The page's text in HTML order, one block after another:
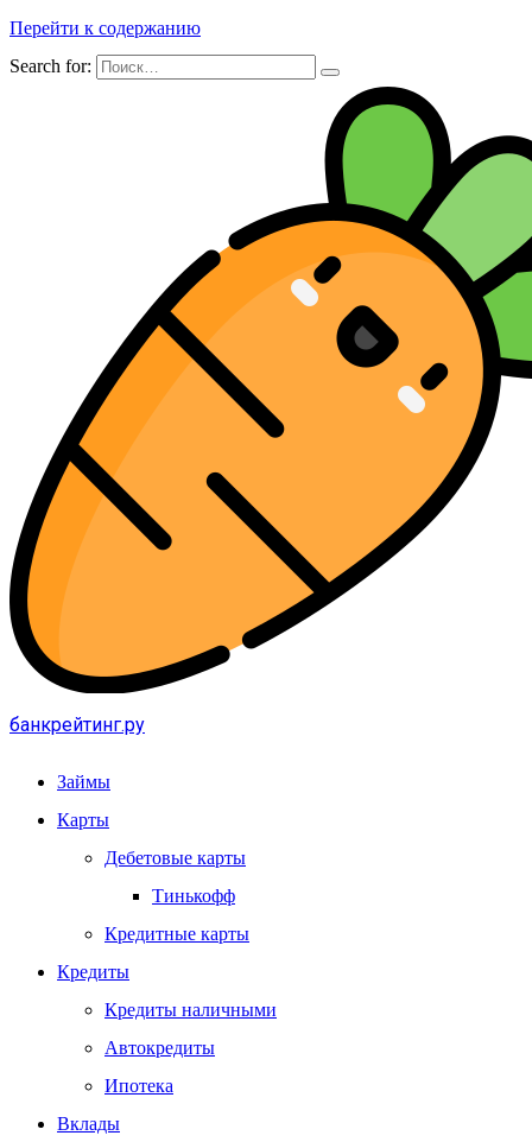
Перейти к содержанию
Search for:
банкрейтинг.ру
Займы
Карты
Дебетовые карты
Тинькофф
Кредитные карты
Кредиты
Кредиты наличными
Автокредиты
Ипотека
Вклады